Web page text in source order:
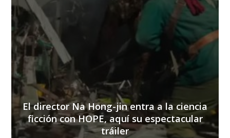
El director Na Hong-jin entra a la ciencia
ficción con HOPE, aquí su espectacular
tráiler